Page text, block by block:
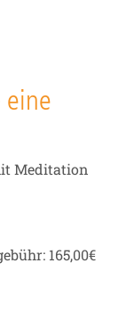
Meditation
165,00€